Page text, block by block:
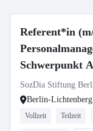
Referent*in
Schwerpunkt
SozDia Stiftung
Berlin-Lichtenberg
Vollzeit Teilzeit